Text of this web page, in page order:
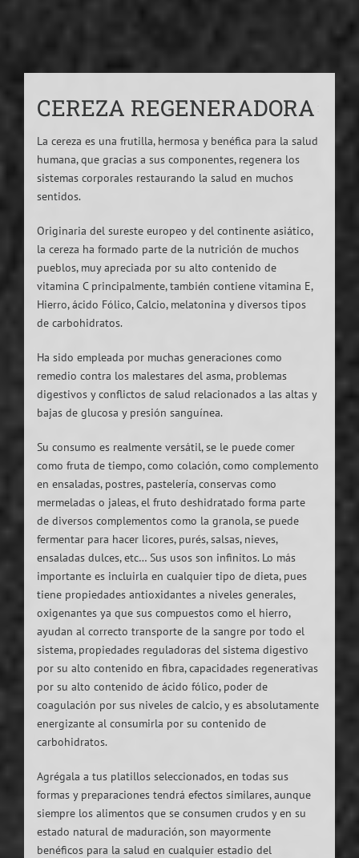
CEREZA REGENERADORA
La cereza es una frutilla, hermosa y benéfica para la salud
humana, que gracias a sus componentes, regenera los
sistemas corporales restaurando la salud en muchos
sentidos.
Originaria del sureste europeo y del continente asiático,
la cereza ha formado parte de la nutrición de muchos
pueblos, muy apreciada por su alto contenido de
vitamina C principalmente, también contiene vitamina E,
Hierro, ácido Fólico, Calcio, melatonina y diversos tipos
de carbohidratos.
Ha sido empleada por muchas generaciones como
remedio contra los malestares del asma, problemas
digestivos y conflictos de salud relacionados a las altas y
bajas de glucosa y presión sanguínea.
Su consumo es realmente versátil, se le puede comer
como fruta de tiempo, como colación, como complemento
en ensaladas, postres, pastelería, conservas como
mermeladas o jaleas, el fruto deshidratado forma parte
de diversos complementos como la granola, se puede
fermentar para hacer licores, purés, salsas, nieves,
ensaladas dulces, etc… Sus usos son infinitos. Lo más
importante es incluirla en cualquier tipo de dieta, pues
tiene propiedades antioxidantes a niveles generales,
oxigenantes ya que sus compuestos como el hierro,
ayudan al correcto transporte de la sangre por todo el
sistema, propiedades reguladoras del sistema digestivo
por su alto contenido en fibra, capacidades regenerativas
por su alto contenido de ácido fólico, poder de
coagulación por sus niveles de calcio, y es absolutamente
energizante al consumirla por su contenido de
carbohidratos.
Agrégala a tus platillos seleccionados, en todas sus
formas y preparaciones tendrá efectos similares, aunque
siempre los alimentos que se consumen crudos y en su
estado natural de maduración, son mayormente
benéficos para la salud en cualquier estadio del